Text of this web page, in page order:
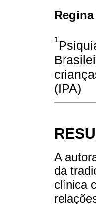
1
(IPA)
A
da
clínica